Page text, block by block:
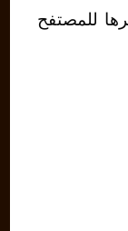
للمصتفح